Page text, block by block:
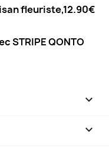
fleuriste,12.90€
STRIPE QONTO

